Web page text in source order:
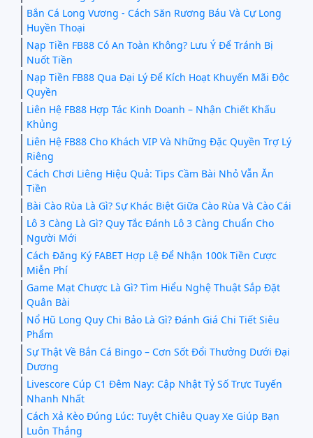
Bắn Cá Long Vương - Cách Săn Rương Báu Và Cự Long
Huyền Thoại
Nạp Tiền FB88 Có An Toàn Không? Lưu Ý Để Tránh Bị
Nuốt Tiền
Nạp Tiền FB88 Qua Đại Lý Để Kích Hoạt Khuyến Mãi Độc
Quyền
Liên Hệ FB88 Hợp Tác Kinh Doanh – Nhận Chiết Khấu
Khủng
Liên Hệ FB88 Cho Khách VIP Và Những Đặc Quyền Trợ Lý
Riêng
Cách Chơi Liêng Hiệu Quả: Tips Cầm Bài Nhỏ Vẫn Ăn
Tiền
Bài Cào Rùa Là Gì? Sự Khác Biệt Giữa Cào Rùa Và Cào Cái
Lô 3 Càng Là Gì? Quy Tắc Đánh Lô 3 Càng Chuẩn Cho
Người Mới
Cách Đăng Ký FABET Hợp Lệ Để Nhận 100k Tiền Cược
Miễn Phí
Game Mạt Chược Là Gì? Tìm Hiểu Nghệ Thuật Sắp Đặt
Quân Bài
Nổ Hũ Long Quy Chi Bảo Là Gì? Đánh Giá Chi Tiết Siêu
Phẩm
Sự Thật Về Bắn Cá Bingo – Cơn Sốt Đổi Thưởng Dưới Đại
Dương
Livescore Cúp C1 Đêm Nay: Cập Nhật Tỷ Số Trực Tuyến
Nhanh Nhất
Cách Xả Kèo Đúng Lúc: Tuyệt Chiêu Quay Xe Giúp Bạn
Luôn Thắng